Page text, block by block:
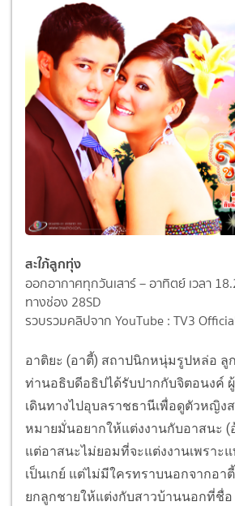
สะใภ้ลูกทุ่ง
ออกอากาศทุกวันเสาร์ – อาทิตย์ เวลา
ทางช่อง 28SD
รวบรวมคลิปจาก YouTube : TV3
อาติยะ (อาตี้) สถาปนิกหนุ่มรูปหล่อ ลู
ท่านอธิบดีอธิปได้รับปากกับจิตอนงค์
เดินทางไปอุบลราชธานีเพื่อดูตัวหญิง
หมายมั่นอยากให้แต่งงานกับอาสนะ (
แต่อาสนะไม่ยอมที่จะแต่งงานเพราะ
เป็นเกย์ แต่ไม่มีใครทราบนอกจากอา
ยกลูกชายให้แต่งกับสาวบ้านนอกที่ชื่อ